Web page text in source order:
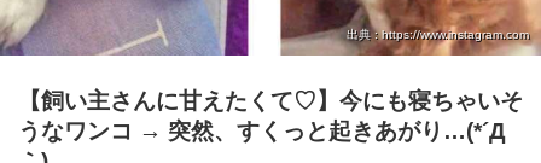
出典 : https://www.instagram.com
【飼い主さんに甘えたくて♡】今にも寝ちゃいそ
うなワンコ → 突然、すくっと起きあがり…(*´Д